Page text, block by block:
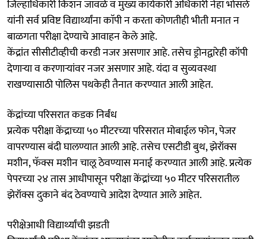
जिल्हाधिकारी किशन जावळे व मुख्य कार्यकारी अधिकारी नेहा भोसले
यांनी सर्व प्रविष्ट विद्यार्थ्यांना काॅपी न करता कोणतीही भीती मनात न
बाळगता परीक्षा देण्याचे आवाहन केले आहे.
केंद्रांत सीसीटीव्हीची करडी नजर असणार आहे. तसेच ड्रोनद्वारेही कॉपी
देणाऱ्या व करणाऱ्यांवर नजर असणार आहे. यंदा व सुव्यवस्था
राखण्यासाठी पोलिस पथकेही तैनात करण्यात आली आहेत.
केंद्रांच्या परिसरात कडक निर्बंध
प्रत्येक परीक्षा केंद्राच्या ५० मीटरच्या परिसरात मोबाईल फोन, पेजर
वापरण्यास बंदी घालण्यात आली आहे. तसेच एसटीडी बुथ, झेरॉक्स
मशीन, फॅक्स मशीन चालू ठेवण्यास मनाई करण्यात आली आहे. प्रत्येक
पेपरच्या २४ तास आधीपासून परीक्षा केंद्रांच्या ५० मीटर परिसरातील
झेरॉक्स दुकाने बंद ठेवण्याचे आदेश देण्यात आले आहेत.
परीक्षेआधी विद्यार्थ्यांची झडती